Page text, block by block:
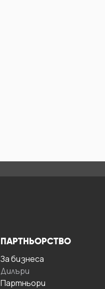
ПАРТНЬОРСТВО
За бизнесa
Дилъри
Партньори